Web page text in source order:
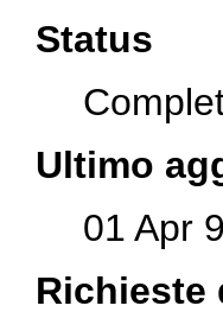
Status
Ultimo
01 Apr
Richieste